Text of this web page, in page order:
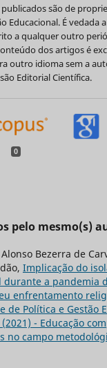
são de
Educacional. É vedada
a qualquer outro
dos artigos é
outro idioma sem a
Editorial Científica.
0
pelo mesmo(s)
Bezerra de
Implicação do
durante a pandemia
enfrentamento
de Política e Gestão
- Educação
no campo